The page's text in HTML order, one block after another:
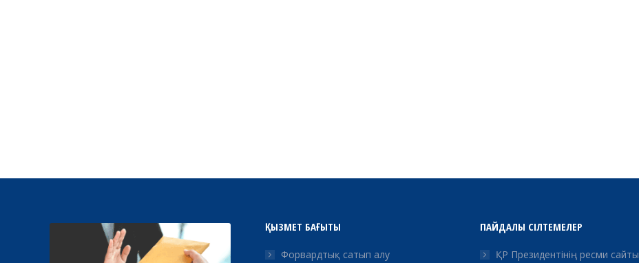
ҚЫЗМЕТ БАҒЫТЫ
Форвардтық сатып алу
ПАЙДАЛЫ СІЛТЕМЕЛЕР
ҚР Президентінің ресми сайты